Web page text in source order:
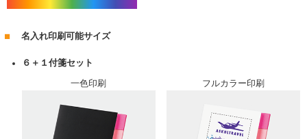
名入れ印刷可能サイズ
６＋１付箋セット
一色印刷
フルカラー印刷